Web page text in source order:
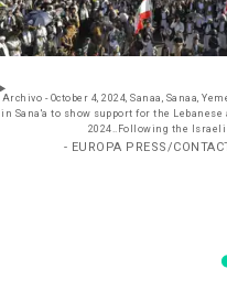
Archivo - October 4, 2024, Sanaa, Sanaa,
in Sana'a to show support for the Lebanese
2024..Following the
- EUROPA PRESS/